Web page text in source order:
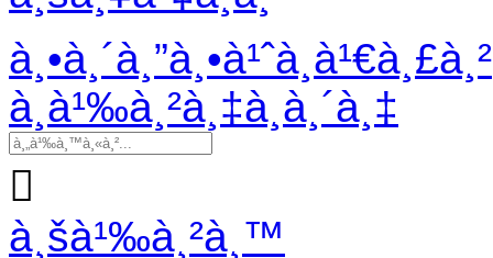
à¸•à¸´à¸”à¸•à¹ˆà¸­à¹€à¸£à¸²
à¸­à¹‰à¸²à¸‡à¸­à¸´à¸‡

à¸šà¹‰à¸²à¸™